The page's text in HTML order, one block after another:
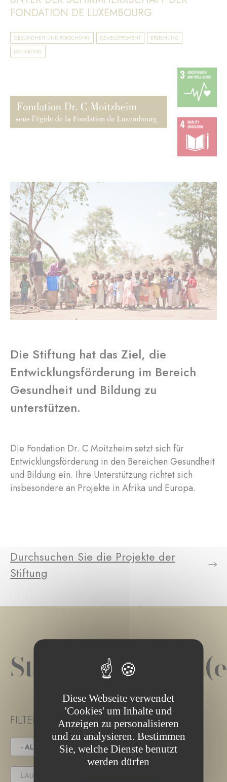
FONDATION DE LUXEMBOURG
GESUNDHEIT UND FORSCHUNG DÉVELOPPEMENT
ERZIEHUNG
DOTIERUNG
Die Stiftung hat das Ziel, die
Entwicklungsförderung im Bereich
Gesundheit und Bildung zu
unterstützen.
Die Fondation Dr. C Moitzheim setzt sich für
Entwicklungsförderung in den Bereichen Gesundheit
und Bildung ein. Ihre Unterstützung richtet sich
insbesondere an Projekte in Afrika und Europa.
Durchsuchen Sie die Projekte der
Stiftung
FILTER PROJECT STATUS
- ALLE - IN DER AUSSCHREIBUNG
LAUFENDES PROJEKT
Diese Webseite verwendet
'Cookies' um Inhalte und
Anzeigen zu personalisieren
und zu analysieren. Bestimmen
Sie, welche Dienste benutzt
werden dürfen